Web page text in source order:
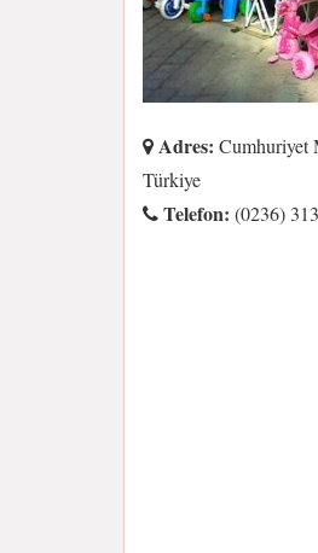
Adres: Cumhuriyet
Türkiye
Telefon: (0236)